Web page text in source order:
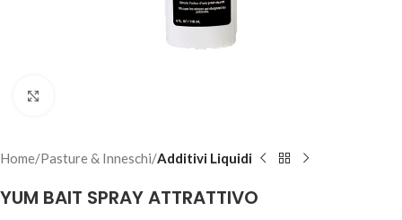
Home Pasture & Inneschi Additivi Liquidi
YUM BAIT SPRAY ATTRATTIVO